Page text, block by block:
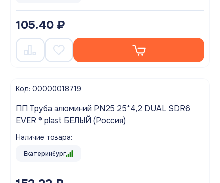
105.40 ₽
Код: 00000018719
ПП Труба алюминий PN25 25*4,2 DUAL SDR6
EVER ® plast БЕЛЫЙ (Россия)
Наличие товара:
Екатеринбург